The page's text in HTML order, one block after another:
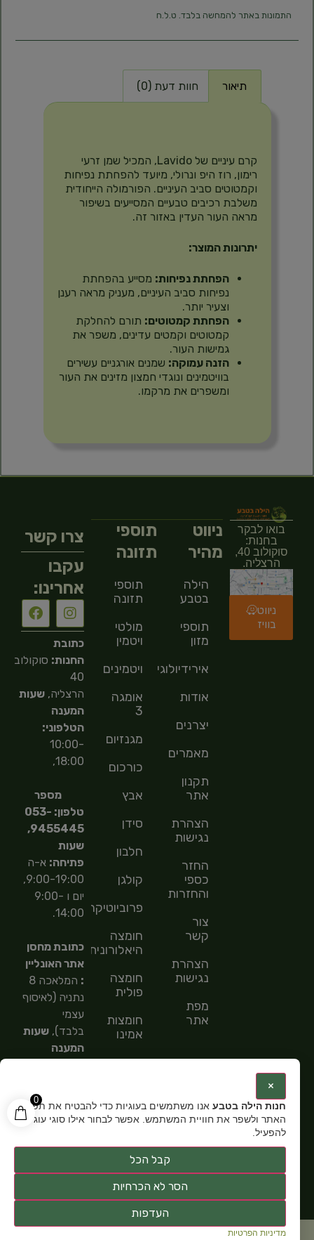
0
התמונות באתר להמחשה בלבד. ט.ל.ח
תיאור חוות דעת (0)
קרם עיניים של Lavido, המכיל שמן זרעי
רימון, רוז היפ ונרולי, מיועד להפחתת נפיחות
וקמטוטים סביב העיניים. הפורמולה הייחודית
משלבת רכיבים טבעיים המסייעים בשיפור
מראה העור העדין באזור זה.
יתרונות המוצר:
הפחתת נפיחות: מסייע בהפחתת
נפיחות סביב העיניים, מעניק מראה רענן
וצעיר יותר.
הפחתת קמטוטים: תורם להחלקת
קמטוטים וקמטים עדינים, משפר את
גמישות העור.
הזנה עמוקה: שמנים אורגניים עשירים
בוויטמינים ונוגדי חמצון מזינים את העור
ומשפרים את מרקמו.
בואו לבקר
בחנות:
סוקולוב 40,
הרצליה.
ניווט
בוויז
ניווט
מהיר
הילה
בטבע
תוספי
מזון
אירידיולוגיה
אודות
יצרנים
מאמרים
תקנון
אתר
הצהרת
נגישות
החזר
כספי
והחזרות
צור
קשר
הצהרת
נגישות
מפת
אתר
תוספי
תזונה
תוספי
תזונה
מולטי
ויטמין
ויטמינים
אומגה
3
מגנזיום
כורכום
אבץ
סידן
חלבון
קולגן
פרוביוטיקה
חומצה
היאלורונית
חומצה
פולית
חומצות
אמינו
חומצות
צרו קשר
עקבו
אחרינו:
כתובת
החנות: סוקולוב
40
הרצליה,שעות
המענה
הטלפוני:
10:00-
18:00,
מספר
טלפון: 053-
9455445,
שעות
פתיחה: א-ה
9:00-19:00,
יום ו 9:00-
14:00.
כתובת מחסן
אתר האונליין
:
המלאכה 8
נתניה (לאיסוף
עצמי
בלבד),שעות
המענה
מספר
טלפון: 054-
פתיחה:א-ה
×
חנות הילה בטבע אנו משתמשים בעוגיות כדי להבטיח את תפקוד
האתר ולשפר את חוויית המשתמש. אפשר לבחור אילו סוגי עוגיות
להפעיל.
קבל הכל
הסר לא הכרחיות
העדפות
מדיניות הפרטיות